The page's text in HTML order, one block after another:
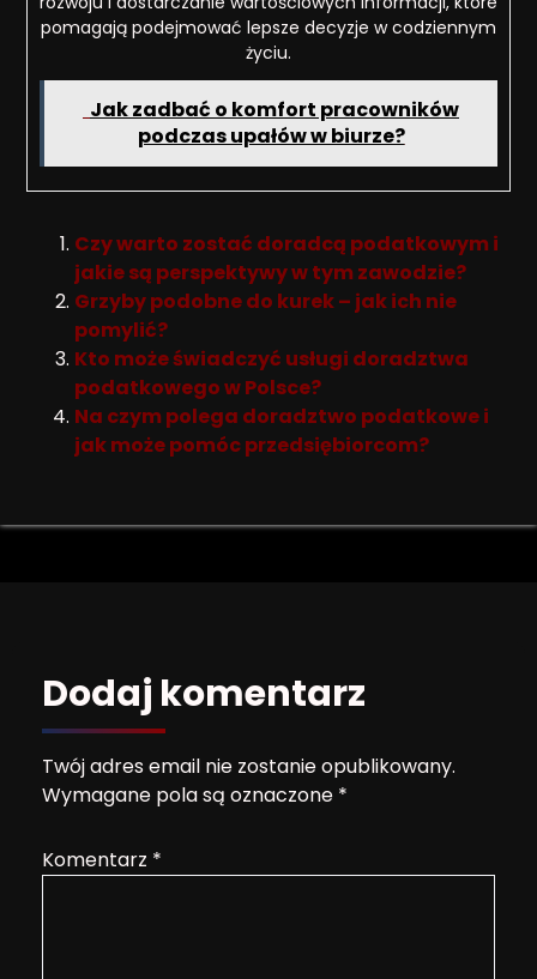
pomagają podejmować lepsze decyzje w codziennym
życiu.
Jak zadbać o komfort pracowników
podczas upałów w biurze?
Czy warto zostać doradcą podatkowym i
jakie są perspektywy w tym zawodzie?
Grzyby podobne do kurek – jak ich nie
pomylić?
Kto może świadczyć usługi doradztwa
podatkowego w Polsce?
Na czym polega doradztwo podatkowe i
jak może pomóc przedsiębiorcom?
Dodaj komentarz
Twój adres email nie zostanie opublikowany.
Wymagane pola są oznaczone *
Komentarz *